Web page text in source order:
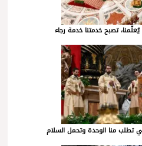
تصبح خدمتنا خدمة رجاء
تطلب منا الوحدة وتحمل السلام